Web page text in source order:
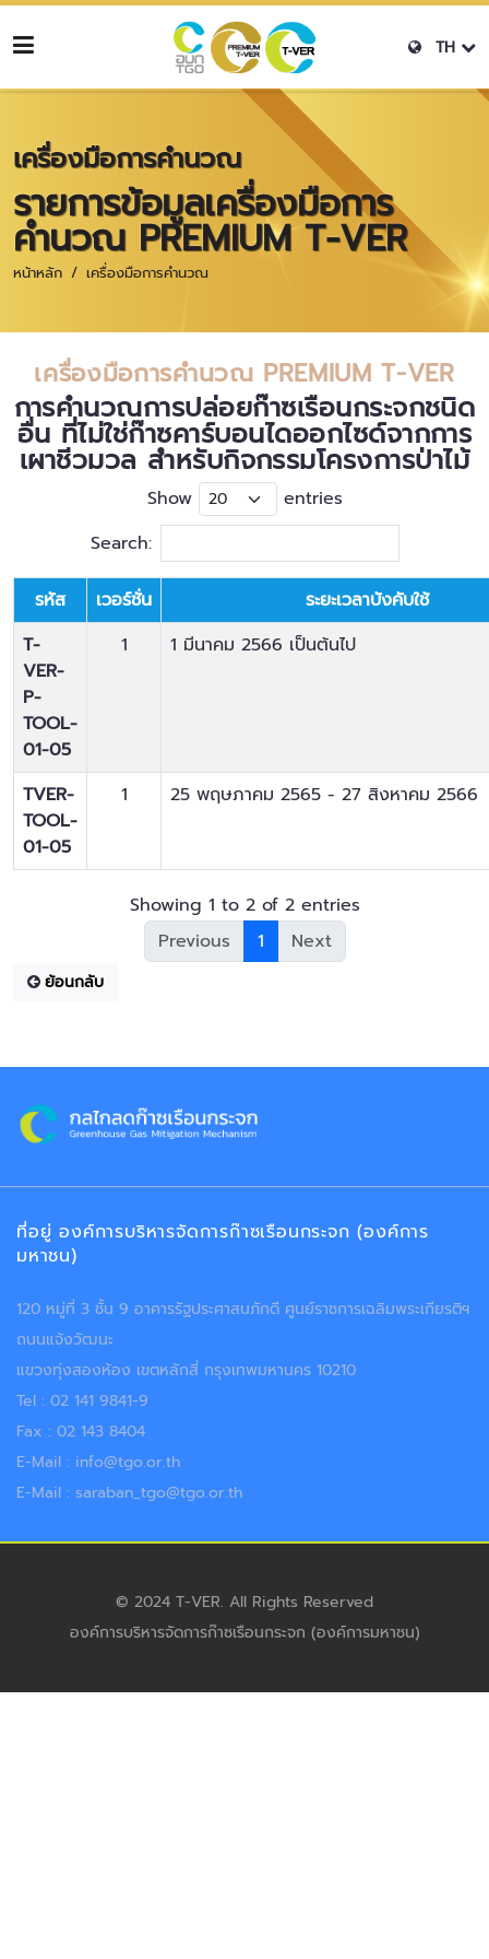
TH
เครื่องมือการคำนวณ
รายการข้อมูลเครื่องมือการ
คำนวณ PREMIUM T-VER
หน้าหลัก เครื่องมือการคำนวณ
เครื่องมือการคำนวณ PREMIUM T-VER
การคำนวณการปล่อยก๊าซเรือนกระจกชนิด
อื่น ที่ไม่ใช่ก๊าซคาร์บอนไดออกไซด์จากการ
เผาชีวมวล สำหรับกิจกรรมโครงการป่าไม้
Show
entries
Search:
รหัส เวอร์ชั่น
ระยะเวลาบังคับใช้
T-
VER-
P-
TOOL-
01-05
1 1 มีนาคม 2566 เป็นต้นไป
TVER-
TOOL-
01-05
1 25 พฤษภาคม 2565 - 27 สิงหาคม 2566
Showing 1 to 2 of 2 entries
Previous
1 Next
ย้อนกลับ
ที่อยู่ องค์การบริหารจัดการก๊าซเรือนกระจก (องค์การ
มหาชน)
120 หมู่ที่ 3 ชั้น 9 อาคารรัฐประศาสนภักดี ศูนย์ราชการเฉลิมพระเกียรติฯ
ถนนแจ้งวัฒนะ
แขวงทุ่งสองห้อง เขตหลักสี่ กรุงเทพมหานคร 10210
Tel : 02 141 9841-9
Fax : 02 143 8404
E-Mail : info@tgo.or.th
E-Mail : saraban_tgo@tgo.or.th
© 2024 T-VER. All Rights Reserved
องค์การบริหารจัดการก๊าซเรือนกระจก (องค์การมหาชน)